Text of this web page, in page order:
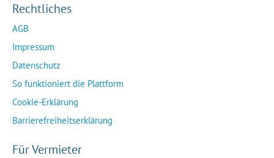
Rechtliches
AGB
Impressum
Datenschutz
So funktioniert die Plattform
Cookie-Erklärung
Barrierefreiheitserklärung
Für Vermieter